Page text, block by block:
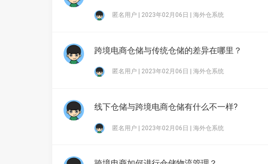
匿名用户 | 2023年02月06日 | 海外仓系统
跨境电商仓储与传统仓储的差异在哪里？
匿名用户 | 2023年02月06日 | 海外仓系统
线下仓储与跨境电商仓储有什么不一样?
匿名用户 | 2023年02月06日 | 海外仓系统